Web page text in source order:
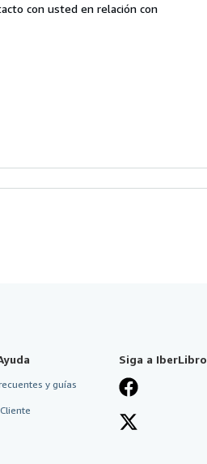
con usted en relación con
y guías
Siga a IberLibro